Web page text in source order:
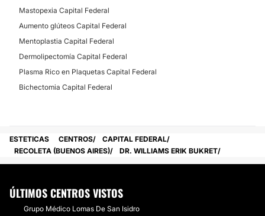
Mastopexia Capital Federal
Aumento glúteos Capital Federal
Mentoplastia Capital Federal
Dermolipectomía Capital Federal
Plasma Rico en Plaquetas Capital Federal
Bichectomia Capital Federal
ESTETICAS CENTROS
CAPITAL FEDERAL
RECOLETA (BUENOS AIRES)
DR. WILLIAMS ERIK BUKRET
ÚLTIMOS CENTROS VISTOS
Grupo Médico Lomas De San Isidro